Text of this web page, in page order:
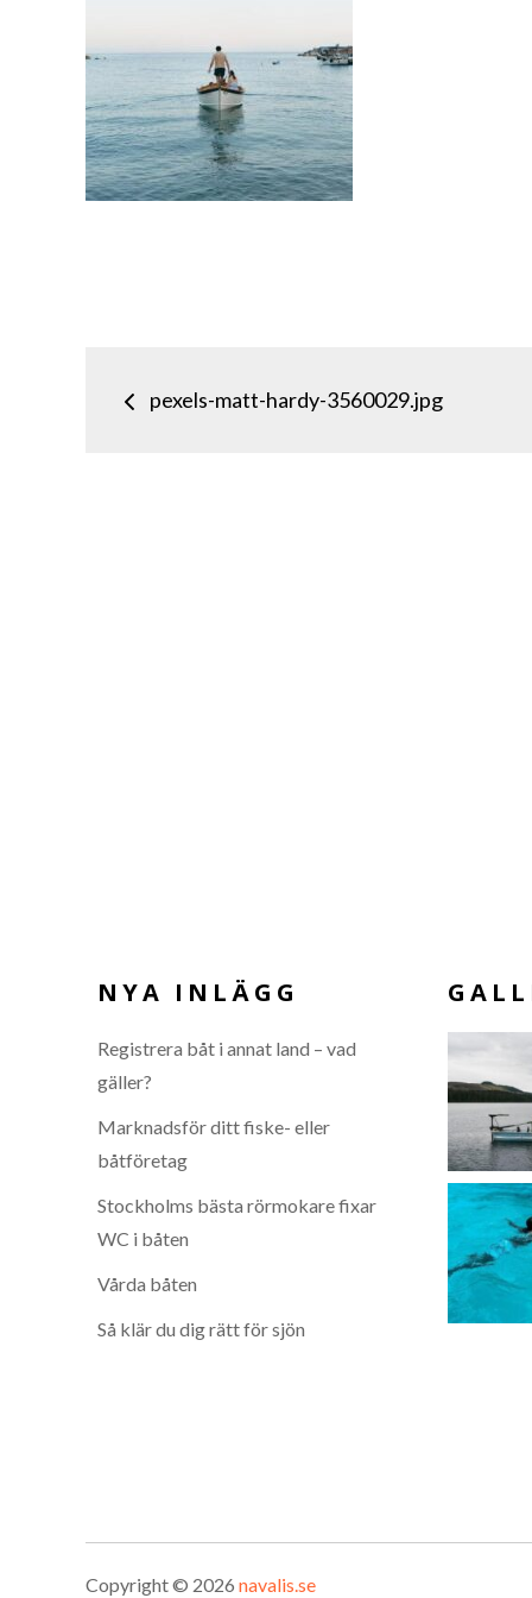
Inläggsnavigering
pexels-matt-hardy-3560029.jpg
NYA INLÄGG
Registrera båt i annat land – vad
gäller?
Marknadsför ditt fiske- eller
båtföretag
Stockholms bästa rörmokare fixar
WC i båten
Vårda båten
Så klär du dig rätt för sjön
Copyright © 2026 navalis.se